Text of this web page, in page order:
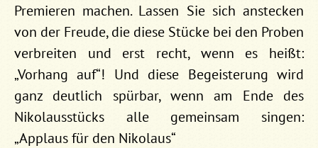
Premieren machen. Lassen Sie sich anstecken
von der Freude, die diese Stücke bei den Proben
verbreiten und erst recht, wenn es heißt:
„Vorhang auf“! Und diese Begeisterung wird
ganz deutlich spürbar, wenn am Ende des
Nikolausstücks alle gemeinsam singen:
„Applaus für den Nikolaus“